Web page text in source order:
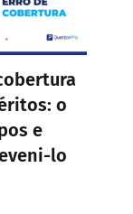
o
e
lo